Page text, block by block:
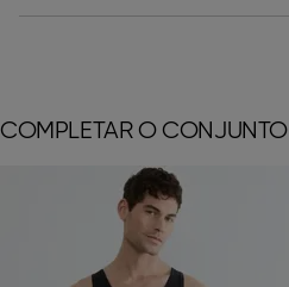
COMPLETAR O CONJUNTO